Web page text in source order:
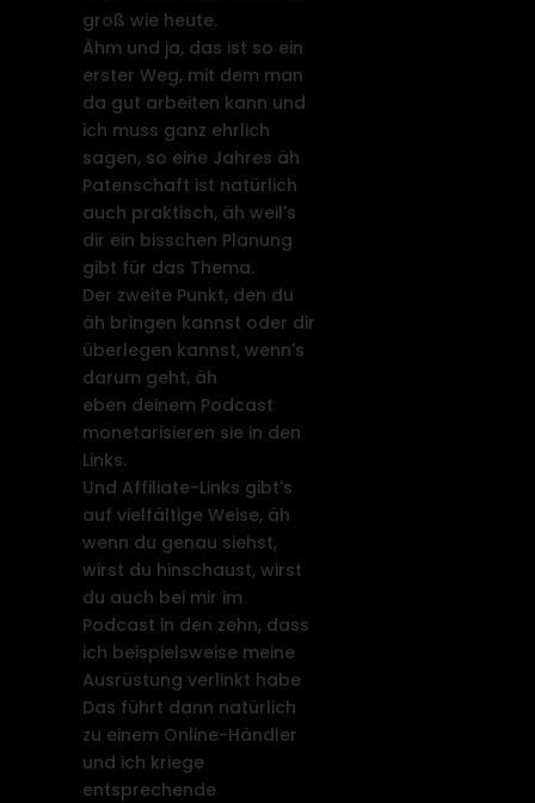
groß wie heute.
Ähm und ja, das ist so ein
erster Weg, mit dem man
da gut arbeiten kann und
ich muss ganz ehrlich
sagen, so eine Jahres äh
Patenschaft ist natürlich
auch praktisch, äh weil's
dir ein bisschen Planung
gibt für das Thema.
Der zweite Punkt, den du
äh bringen kannst oder dir
überlegen kannst, wenn's
darum geht, äh
eben deinem Podcast
monetarisieren sie in den
Links.
Und Affiliate-Links gibt's
auf vielfältige Weise, äh
wenn du genau siehst,
wirst du hinschaust, wirst
du auch bei mir im
Podcast in den zehn, dass
ich beispielsweise meine
Ausrüstung verlinkt habe
Das führt dann natürlich
zu einem Online-Händler
und ich kriege
entsprechende